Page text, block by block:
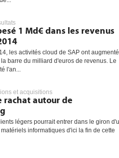
1 Md€ dans les revenus
les activités cloud de SAP ont augmenté
barre du milliard d'euros de revenus. Le
l'an...
et acquisitions
rachat autour de
légers pourrait entrer dans le giron
informatiques d'ici la fin de cette